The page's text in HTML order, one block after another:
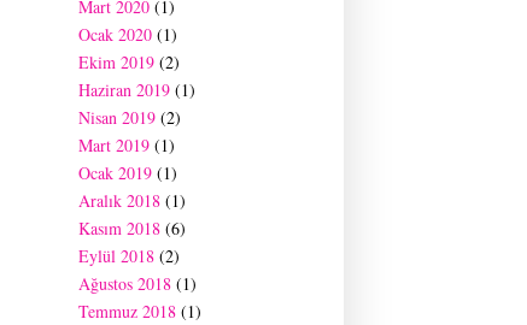
Mart 2020 (1)
Ocak 2020 (1)
Ekim 2019 (2)
Haziran 2019 (1)
Nisan 2019 (2)
Mart 2019 (1)
Ocak 2019 (1)
Aralık 2018 (1)
Kasım 2018 (6)
Eylül 2018 (2)
Ağustos 2018 (1)
Temmuz 2018 (1)